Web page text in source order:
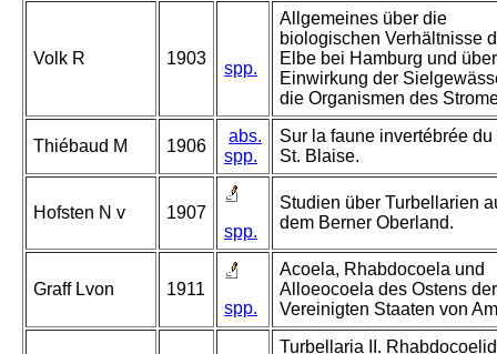
Volk R 1903
spp.
Allgemeines über die
biologischen Verhältnisse
Elbe bei Hamburg und
Einwirkung der
die Organismen des
Thiébaud M 1906
abs.
spp.
Sur la faune invertébrée du
St. Blaise.
Hofsten N v
1907
spp.
Studien über Turbellarien
dem Berner Oberland.
Graff Lvon
1911
spp.
Acoela, Rhabdocoela und
Alloeocoela des Ostens der
Vereinigten Staaten von
Turbellaria II.